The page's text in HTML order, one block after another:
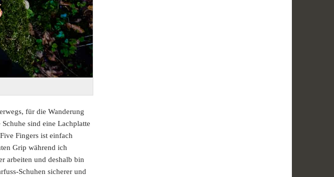
für die Wanderung
sind eine Lachplatte
Fingers ist einfach
Grip während ich
arbeiten und deshalb bin
Schuhen sicherer und